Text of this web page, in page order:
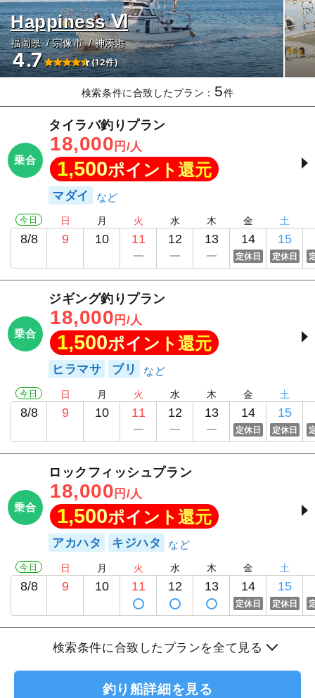
Happiness Ⅵ
福岡県 宗像市 神湊港
4.7 (12件)
検索条件に合致したプラン： 5件
乗合
タイラバ釣りプラン
18,000 円/人
1,500ポイント還元
マダイ
今日
8/8
日
9
月
10
火
11
水
12
木
13
金
14
定休日
土
15
定休日
乗合
ジギング釣りプラン
18,000 円/人
1,500ポイント還元
ヒラマサ ブリ
今日
8/8
日
9
月
10
火
11
水
12
木
13
金
14
定休日
土
15
定休日
乗合
ロックフィッシュプラン
18,000 円/人
1,500ポイント還元
アカハタ キジハタ
今日
8/8
日
9
月
10
火
11
水
12
木
13
金
14
定休日
土
15
定休日
検索条件に合致したプランを全て見る
釣り船詳細を見る